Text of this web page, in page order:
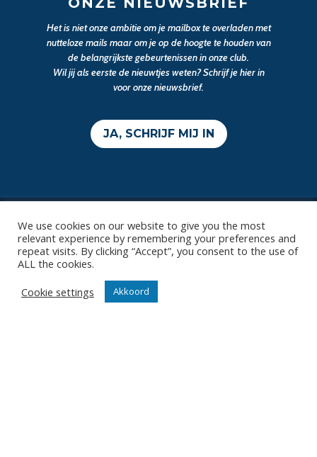
Het is niet onze ambitie om je mailbox te overladen met
nutteloze mails maar om je op de hoogte te houden van
de belangrijkste gebeurtenissen in onze club.
Wil jij als eerste de nieuwtjes weten? Schrijf je hier in
voor onze nieuwsbrief.
JA, SCHRIJF MIJ IN
Contact
Diksmuidsesteenweg 396
8800 Roeselare
We use cookies on our website to give you the most
relevant experience by remembering your preferences and
repeat visits. By clicking “Accept”, you consent to the use of
ALL the cookies.
Cookie settings
Akkoord